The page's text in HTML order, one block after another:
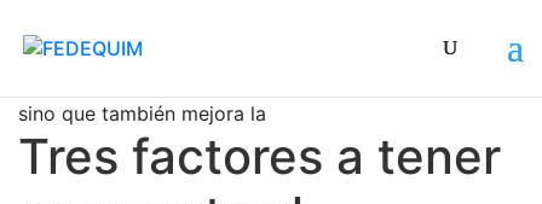
sino que también mejora la experien
Tres factores a tener